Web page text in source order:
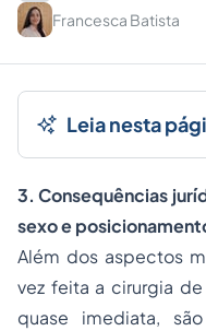
Francesca Batista
Leia nesta
3.Consequências
sexo e
Além dos aspectos
vez feita a cirurgia
quase imediata,